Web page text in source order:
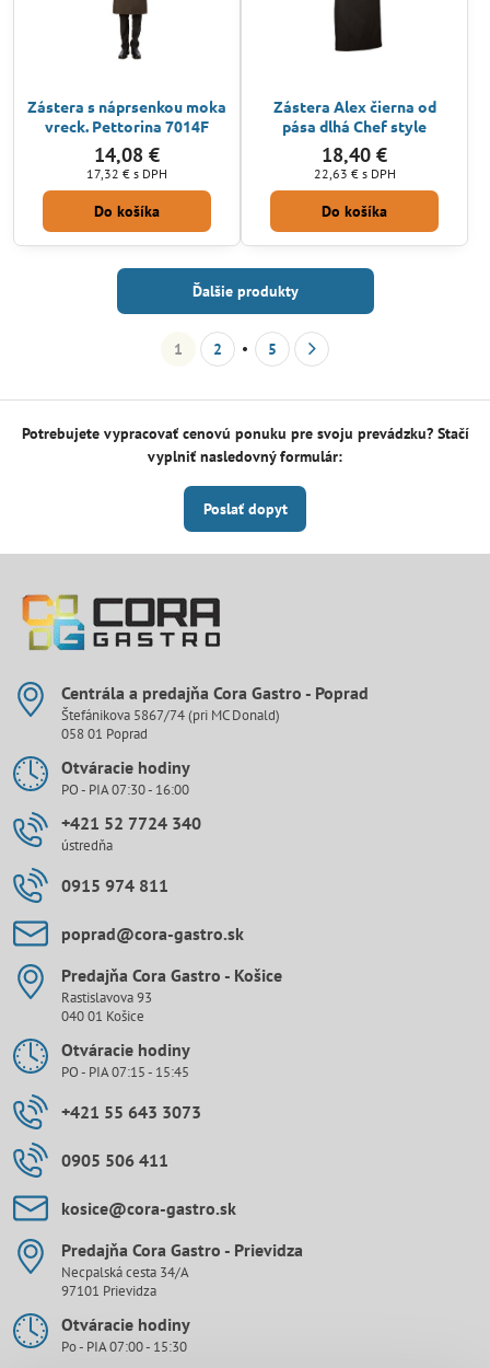
Zástera s náprsenkou moka
vreck. Pettorina 7014F
14,08 €
17,32 € s DPH
Do košíka
Zástera Alex čierna od
pása dlhá Chef style
18,40 €
22,63 € s DPH
Do košíka
Ďalšie produkty
1 2 5
Potrebujete vypracovať cenovú ponuku pre svoju prevádzku? Stačí
vyplniť nasledovný formulár:
Poslať dopyt
Centrála a predajňa Cora Gastro - Poprad
Štefánikova 5867/74 (pri MC Donald)
058 01 Poprad
Otváracie hodiny
PO - PIA 07:30 - 16:00
+421 52 7724 340
ústredňa
0915 974 811
poprad​@cora-gastro​.sk
Predajňa Cora Gastro - Košice
Rastislavova 93
040 01 Košice
Otváracie hodiny
PO - PIA 07:15 - 15:45
+421 55 643 3073
0905 506 411
kosice​@cora-gastro​.sk
Predajňa Cora Gastro - Prievidza
Necpalská cesta 34/A
97101 Prievidza
Otváracie hodiny
Po - PIA 07:00 - 15:30